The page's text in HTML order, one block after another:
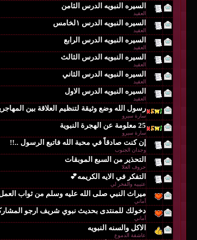
السيره النبويه الدرس الثامن
العقيد
السيره النبويه الدرس ١لخامس
العقيد
السيره النبويه الدرس الرابع
العقيد
السيره النبويه الدرس الثالث
العقيد
السيره النبويه الدرس الثاني
العقيد
السيره النبويه الدرس الاول
العقيد
رسول الله وضع وثيقة لتنظيم العلاقة بين
سارة سيرو
25 معلومة عن الهجرة النبوية
سارة سيرو
إن كنت صادقاً في محبة الله فاتبع الرسول ..!!
وجدان الجنوب
التحذير من السبع الموبقات
حروف الغلا
التفكر في الايه الكريمه💕
عتيبيه والفخر لي
ميراث النبي صلى الله عليه وسلم من ثواب
أماني
دخولك للمنتدى بحديث نبوي شريف ارجو
أماني
الاكل والسنه النبويه
عاشقة الدموع